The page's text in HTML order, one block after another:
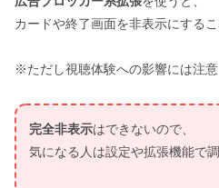
カードや終了画面を非表示にするこ
※ただし視聴体験への影響には注意
完全非表示はできないので、
気になる人は設定や拡張機能で